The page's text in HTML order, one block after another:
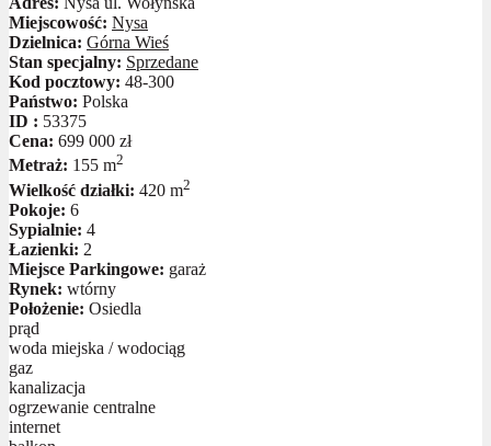
Miejscowość: Nysa
Dzielnica: Górna Wieś
Stan specjalny: Sprzedane
Kod pocztowy: 48-300
Państwo: Polska
ID : 53375
Cena: 699 000 zł
Metraż: 155 m2
Wielkość działki: 420 m2
Pokoje: 6
Sypialnie: 4
Łazienki: 2
Miejsce Parkingowe: garaż
Rynek: wtórny
Położenie: Osiedla
prąd
woda miejska / wodociąg
gaz
kanalizacja
ogrzewanie centralne
internet